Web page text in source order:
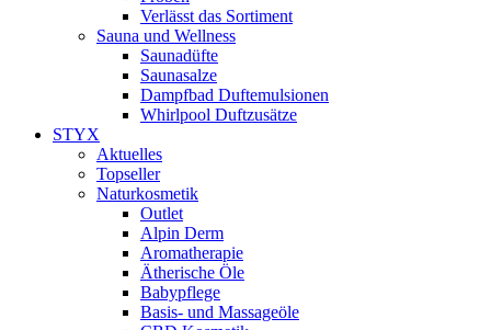
Verlässt das Sortiment
Sauna und Wellness
Saunadüfte
Saunasalze
Dampfbad Duftemulsionen
Whirlpool Duftzusätze
STYX
Aktuelles
Topseller
Naturkosmetik
Outlet
Alpin Derm
Aromatherapie
Ätherische Öle
Babypflege
Basis- und Massageöle